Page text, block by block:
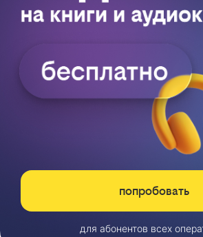
попробовать
для абонентов всех